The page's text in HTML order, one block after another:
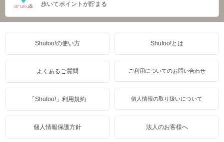
歩いてポイントが貯まる
Shufoo!の使い方 Shufoo!とは
よくあるご質問 ご利用についてのお問い合わせ
「Shufoo!」利用規約 個人情報の取り扱いについて
個人情報保護方針 法人のお客様へ